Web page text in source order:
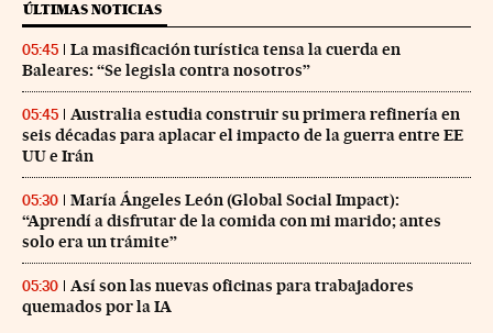
ÚLTIMAS NOTICIAS
05:45
La masificación turística tensa la cuerda en
Baleares: “Se legisla contra nosotros”
05:45
Australia estudia construir su primera refinería en
seis décadas para aplacar el impacto de la guerra entre EE
UU e Irán
05:30
María Ángeles León (Global Social Impact):
“Aprendí a disfrutar de la comida con mi marido; antes
solo era un trámite”
05:30
Así son las nuevas oficinas para trabajadores
quemados por la IA